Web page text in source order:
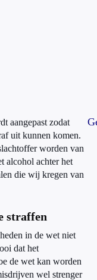
aangepast zodat
uit kunnen komen.
worden van
alcohol achter het
die wij kregen van
straffen
in de wet niet
dat het
de wet kan worden
wel strenger